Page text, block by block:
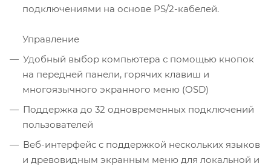
подключениями на основе PS/2-кабелей.
Управление
Удобный выбор компьютера с помощью кнопок
на передней панели, горячих клавиш и
многоязычного экранного меню (OSD)
Поддержка до 32 одновременных подключений
пользователей
Веб-интерфейс с поддержкой нескольких языков
и древовидным экранным меню для локальной и